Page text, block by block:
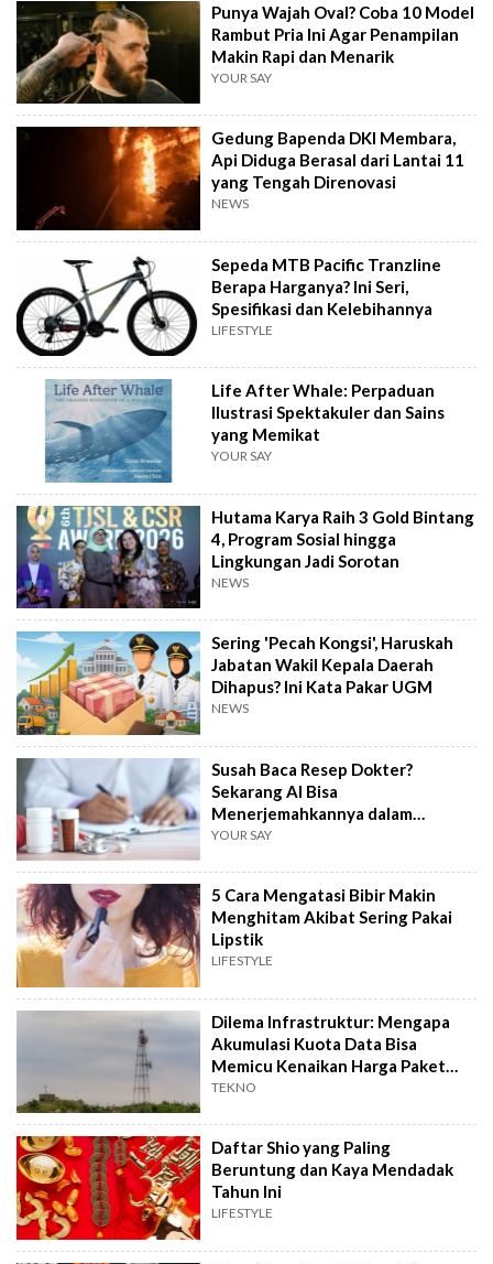
Punya Wajah Oval? Coba 10 Model
Rambut Pria Ini Agar Penampilan
Makin Rapi dan Menarik
YOUR SAY
Gedung Bapenda DKI Membara,
Api Diduga Berasal dari Lantai 11
yang Tengah Direnovasi
NEWS
Sepeda MTB Pacific Tranzline
Berapa Harganya? Ini Seri,
Spesifikasi dan Kelebihannya
LIFESTYLE
Life After Whale: Perpaduan
Ilustrasi Spektakuler dan Sains
yang Memikat
YOUR SAY
Hutama Karya Raih 3 Gold Bintang
4, Program Sosial hingga
Lingkungan Jadi Sorotan
NEWS
Sering 'Pecah Kongsi', Haruskah
Jabatan Wakil Kepala Daerah
Dihapus? Ini Kata Pakar UGM
NEWS
Susah Baca Resep Dokter?
Sekarang AI Bisa
Menerjemahkannya dalam
Hitungkan Detik!
YOUR SAY
5 Cara Mengatasi Bibir Makin
Menghitam Akibat Sering Pakai
Lipstik
LIFESTYLE
Dilema Infrastruktur: Mengapa
Akumulasi Kuota Data Bisa
Memicu Kenaikan Harga Paket
Internet?
TEKNO
Daftar Shio yang Paling
Beruntung dan Kaya Mendadak
Tahun Ini
LIFESTYLE